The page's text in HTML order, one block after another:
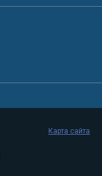
Карта сайта